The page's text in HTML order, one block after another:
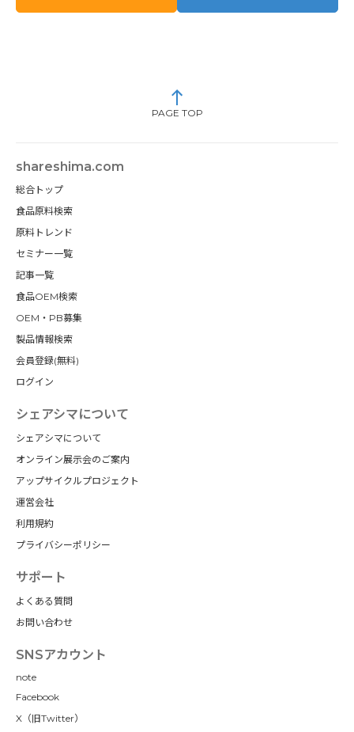
PAGE TOP
shareshima.com
総合トップ
食品原料検索
原料トレンド
セミナー一覧
記事一覧
食品OEM検索
OEM・PB募集
製品情報検索
会員登録(無料)
ログイン
シェアシマについて
シェアシマについて
オンライン展示会のご案内
アップサイクルプロジェクト
運営会社
利用規約
プライバシーポリシー
サポート
よくある質問
お問い合わせ
SNSアカウント
note
Facebook
X（旧Twitter）